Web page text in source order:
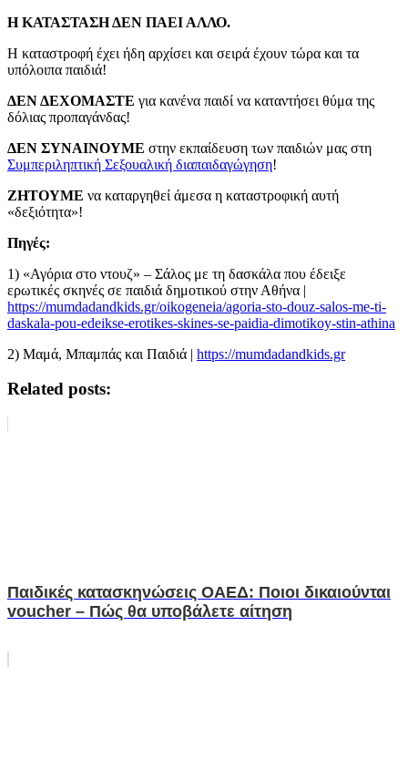
Η ΚΑΤΑΣΤΑΣΗ ΔΕΝ ΠΑΕΙ ΑΛΛΟ.
Η καταστροφή έχει ήδη αρχίσει και σειρά έχουν τώρα και τα
υπόλοιπα παιδιά!
ΔΕΝ ΔΕΧΟΜΑΣΤΕ για κανένα παιδί να καταντήσει θύμα της
δόλιας προπαγάνδας!
ΔΕΝ ΣΥΝΑΙΝΟΥΜΕ στην εκπαίδευση των παιδιών μας στη
Συμπεριληπτική Σεξουαλική διαπαιδαγώγηση!
ΖΗΤΟΥΜΕ να καταργηθεί άμεσα η καταστροφική αυτή
«δεξιότητα»!
Πηγές:
1) «Αγόρια στο ντουζ» – Σάλος με τη δασκάλα που έδειξε
ερωτικές σκηνές σε παιδιά δημοτικού στην Αθήνα |
https://mumdadandkids.gr/oikogeneia/agoria-sto-douz-salos-me-ti-
daskala-pou-edeikse-erotikes-skines-se-paidia-dimotikoy-stin-athina
2) Μαμά, Μπαμπάς και Παιδιά | https://mumdadandkids.gr
Related posts:
Παιδικές κατασκηνώσεις ΟΑΕΔ: Ποιοι δικαιούνται
voucher – Πώς θα υποβάλετε αίτηση